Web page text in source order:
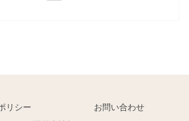
リシー
お問い合わせ